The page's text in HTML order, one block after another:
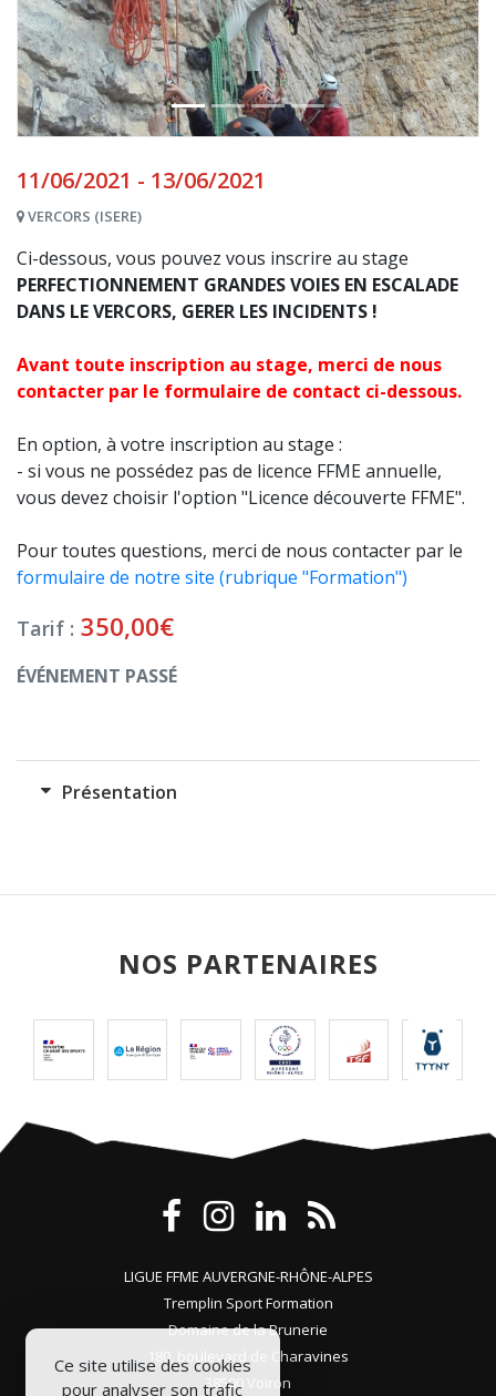
11/06/2021 - 13/06/2021
VERCORS (ISERE)
Ci-dessous, vous pouvez vous inscrire au stage
PERFECTIONNEMENT GRANDES VOIES EN ESCALADE
DANS LE VERCORS, GERER LES INCIDENTS !
Avant toute inscription au stage, merci de nous
contacter par le formulaire de contact ci-dessous.
En option, à votre inscription au stage :
- si vous ne possédez pas de licence FFME annuelle,
vous devez choisir l'option "Licence découverte FFME".
Pour toutes questions, merci de nous contacter par le
formulaire de notre site (rubrique "Formation")
Tarif : 350,00€
ÉVÉNEMENT PASSÉ
Présentation
NOS PARTENAIRES
LIGUE FFME AUVERGNE-RHÔNE-ALPES
Tremplin Sport Formation
Domaine de la Brunerie
180, boulevard de Charavines
38500 Voiron
Ce site utilise des cookies
pour analyser son trafic